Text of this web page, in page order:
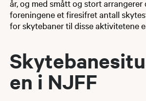
år, og med smått og stort arrangerer
foreningene et firesifret antall
for skytebaner til disse aktivitetene
en i NJFF